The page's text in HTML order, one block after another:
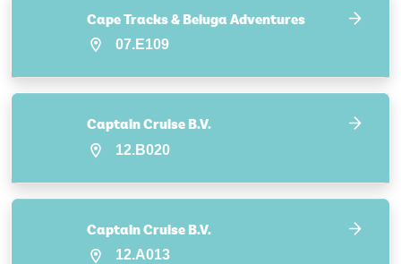
Cape Tracks & Beluga Adventures
07.E109
Captain Cruise B.V.
12.B020
Captain Cruise B.V.
12.A013